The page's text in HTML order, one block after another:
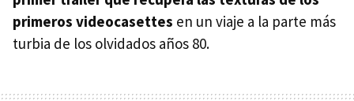
primeros videocasettes en un viaje a la parte más
turbia de los olvidados años 80.